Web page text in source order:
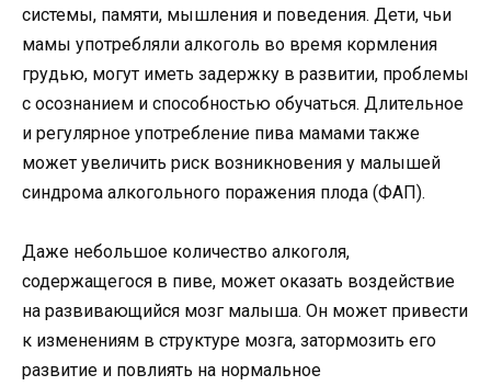
системы, памяти, мышления и поведения. Дети, чьи
мамы употребляли алкоголь во время кормления
грудью, могут иметь задержку в развитии, проблемы
с осознанием и способностью обучаться. Длительное
и регулярное употребление пива мамами также
может увеличить риск возникновения у малышей
синдрома алкогольного поражения плода (ФАП).
Даже небольшое количество алкоголя,
содержащегося в пиве, может оказать воздействие
на развивающийся мозг малыша. Он может привести
к изменениям в структуре мозга, затормозить его
развитие и повлиять на нормальное